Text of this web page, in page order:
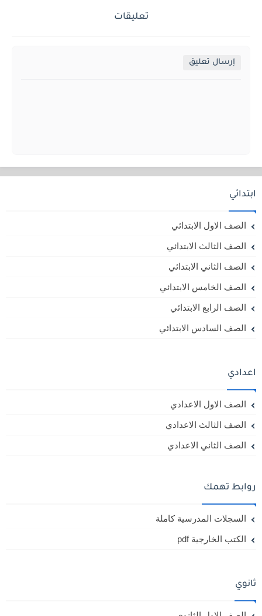
تعليقات
إرسال تعليق
ابتدائي
الصف الاول الابتدائي
الصف الثالث الابتدائي
الصف الثاني الابتدائي
الصف الخامس الابتدائي
الصف الرابع الابتدائي
الصف السادس الابتدائي
اعدادي
الصف الاول الاعدادي
الصف الثالث الاعدادي
الصف الثاني الاعدادي
روابط تهمك
السجلات المدرسية كاملة
الكتب الخارجية pdf
ثانوي